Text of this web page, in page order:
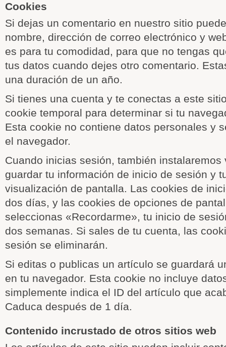
Cookies
Si dejas un comentario en nuestro sitio
nombre, dirección de correo electrónico y
es para tu comodidad, para que no tengas
tus datos cuando dejes otro comentario.
una duración de un año.
Si tienes una cuenta y te conectas a este
cookie temporal para determinar si tu
Esta cookie no contiene datos personales y
el navegador.
Cuando inicias sesión, también instalaremos
guardar tu información de inicio de sesión y
visualización de pantalla. Las cookies de
dos días, y las cookies de opciones de
seleccionas «Recordarme», tu inicio de
dos semanas. Si sales de tu cuenta, las
sesión se eliminarán.
Si editas o publicas un artículo se guardará
en tu navegador. Esta cookie no incluye
simplemente indica el ID del artículo que
Caduca después de 1 día.
Contenido incrustado de otros sitios web